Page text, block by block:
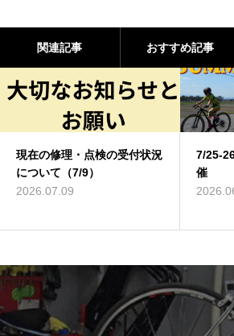
関連記事 おすすめ記事
現在の修理・点検の受付状況
について（7/9）
2026.07.09
7/25-
催